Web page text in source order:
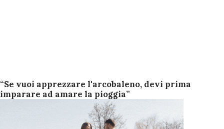
“Se vuoi apprezzare l'arcobaleno, devi prima
imparare ad amare la pioggia”